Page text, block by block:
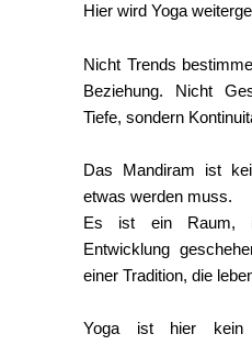
Hier wird Yoga
Nicht Trends
Beziehung. Nicht
Tiefe, sondern
Das Mandiram ist
etwas werden muss.
Es ist ein Raum,
Entwicklung
einer Tradition, die
Yoga ist hier kein